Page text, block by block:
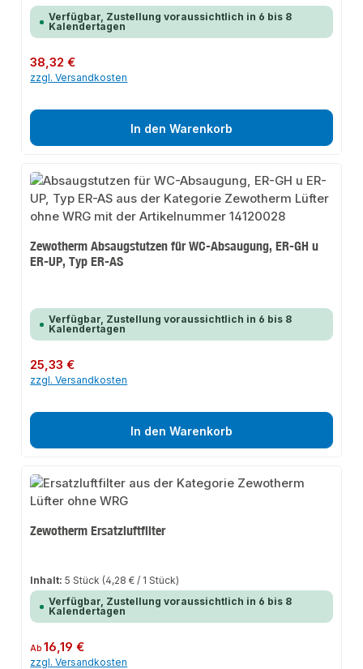
Verfügbar, Zustellung voraussichtlich in 6 bis 8
Kalendertagen
Regulärer Preis:
38,32 €
zzgl. Versandkosten
In den Warenkorb
Zewotherm Absaugstutzen für WC-Absaugung, ER-GH u
ER-UP, Typ ER-AS
Verfügbar, Zustellung voraussichtlich in 6 bis 8
Kalendertagen
Regulärer Preis:
25,33 €
zzgl. Versandkosten
In den Warenkorb
Zewotherm Ersatzluftfilter
Inhalt:5 Stück (4,28 € / 1 Stück)
Verfügbar, Zustellung voraussichtlich in 6 bis 8
Kalendertagen
Regulärer Preis:
Ab16,19 €
zzgl. Versandkosten